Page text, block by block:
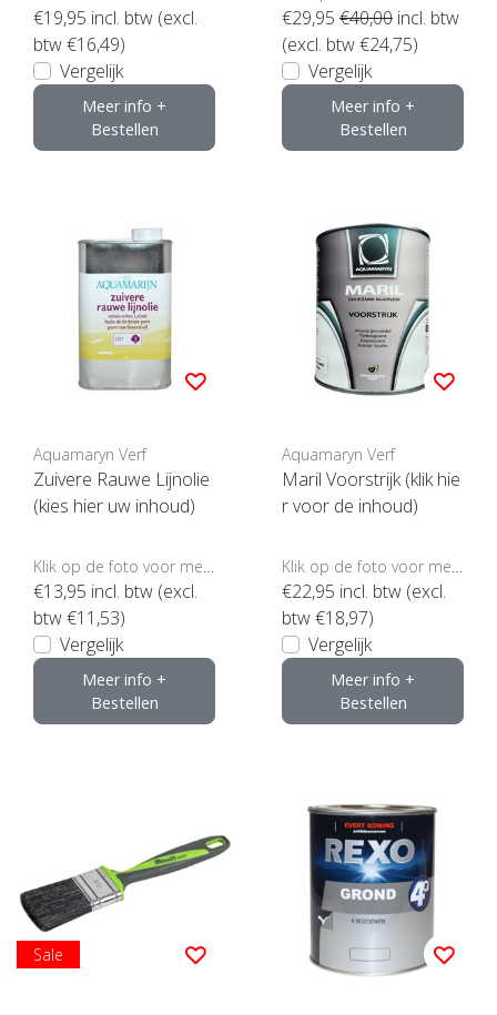
€19,95 incl. btw (excl.
btw €16,49)
Vergelijk
Meer info +
Bestellen
€29,95 €40,00 incl. btw
(excl. btw €24,75)
Vergelijk
Meer info +
Bestellen
Aquamaryn Verf
Zuivere Rauwe Lijnolie
(kies hier uw inhoud)
€13,95 incl. btw (excl.
btw €11,53)
Vergelijk
Meer info +
Bestellen
Aquamaryn Verf
Maril Voorstrijk (klik hie
r voor de inhoud)
€22,95 incl. btw (excl.
btw €18,97)
Vergelijk
Meer info +
Bestellen
Sale